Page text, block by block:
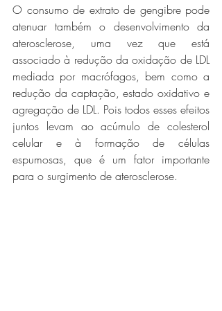
O consumo de extrato de gengibre pode
atenuar também o desenvolvimento da
aterosclerose, uma vez que está
associado à redução da oxidação de LDL
mediada por macrófagos, bem como a
redução da captação, estado oxidativo e
agregação de LDL. Pois todos esses efeitos
juntos levam ao acúmulo de colesterol
celular e à formação de células
espumosas, que é um fator importante
para o surgimento de aterosclerose.